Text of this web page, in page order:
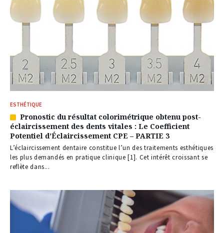
ESTHÉTIQUE
Article
réservé
à
nos
abonnés
Pronostic du résultat colorimétrique obtenu post-
éclaircissement des dents vitales : Le Coefficient
Potentiel d’Éclaircissement CPE – PARTIE 3
L’éclaircissement dentaire constitue l’un des traitements esthétiques
les plus demandés en pratique clinique [1]. Cet intérêt croissant se
reflète dans...